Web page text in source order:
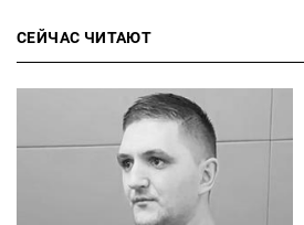
СЕЙЧАС ЧИТАЮТ